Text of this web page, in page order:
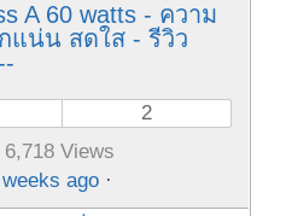
A 60 watts - ความ
แน่น สดใส - รีวิว
2
6,718 Views
ago ·